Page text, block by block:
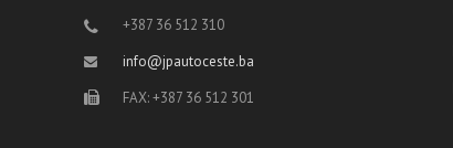
+387 36 512 310
info@jpautoceste.ba
FAX: +387 36 512 301